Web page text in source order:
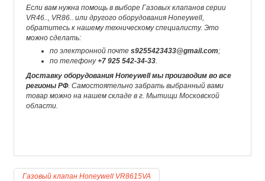
Если вам нужна помощь в выборе Газовых клапанов серии
VR46.., VR86.. или другого оборудования Honeywell,
обратитесь к нашему техническому специалисту. Это
можно сделать:
по электронной почте s9255423433@gmail.com;
по телефону+7 925 542-34-33
Доставку оборудования Honeywell мы производим во все
регионы РФ. Самостоятельно забрать выбранный вами
товар можно на нашем складе в г. Мытищи Московской
области.
Газовый клапан Honeywell VR8615VA